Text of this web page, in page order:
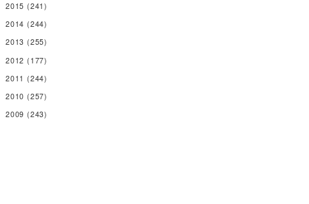
2015 (241)
2014 (244)
2013 (255)
2012 (177)
2011 (244)
2010 (257)
2009 (243)